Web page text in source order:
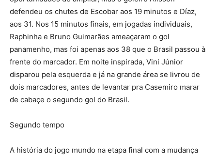
defendeu os chutes de Escobar aos 19 minutos e Díaz,
aos 31. Nos 15 minutos finais, em jogadas individuais,
Raphinha e Bruno Guimarães ameaçaram o gol
panamenho, mas foi apenas aos 38 que o Brasil passou à
frente do marcador. Em noite inspirada, Vini Júnior
disparou pela esquerda e já na grande área se livrou de
dois marcadores, antes de levantar pra Casemiro marar
de cabaçe o segundo gol do Brasil.
Segundo tempo
A história do jogo mundo na etapa final com a mudança